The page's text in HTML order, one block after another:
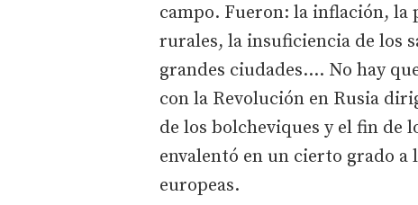
campo. Fueron: la inflación, la
rurales, la insuficiencia de los
grandes ciudades.... No hay
con la Revolución en Rusia
de los bolcheviques y el fin de
envalentó en un cierto grado a
europeas.